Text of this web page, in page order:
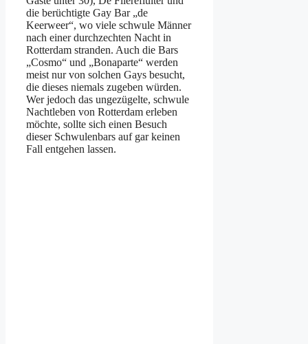
die berüchtigte Gay Bar „de
Keerweer“, wo viele schwule Männer
nach einer durchzechten Nacht in
Rotterdam stranden. Auch die Bars
„Cosmo“ und „Bonaparte“ werden
meist nur von solchen Gays besucht,
die dieses niemals zugeben würden.
Wer jedoch das ungezügelte, schwule
Nachtleben von Rotterdam erleben
möchte, sollte sich einen Besuch
dieser Schwulenbars auf gar keinen
Fall entgehen lassen.